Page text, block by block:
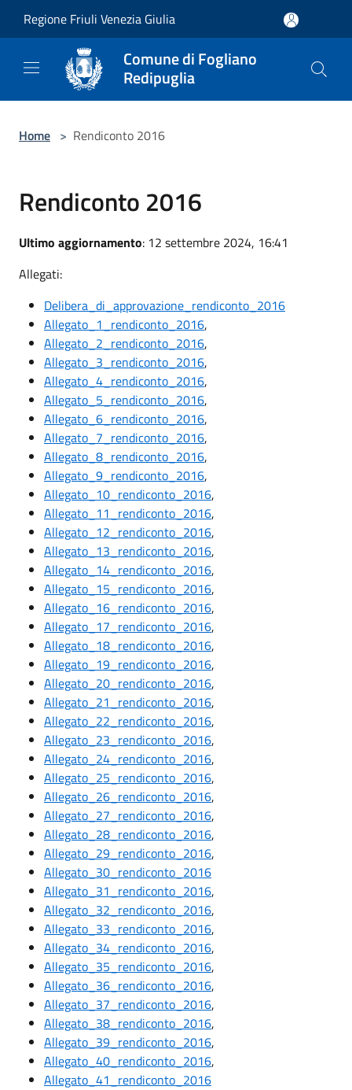
Regione Friuli Venezia Giulia
Comune di Fogliano
Redipuglia
Home > Rendiconto 2016
Rendiconto 2016
Ultimo aggiornamento: 12 settembre 2024, 16:41
Allegati:
Delibera_di_approvazione_rendiconto_2016
Allegato_1_rendiconto_2016,
Allegato_2_rendiconto_2016,
Allegato_3_rendiconto_2016,
Allegato_4_rendiconto_2016,
Allegato_5_rendiconto_2016,
Allegato_6_rendiconto_2016,
Allegato_7_rendiconto_2016,
Allegato_8_rendiconto_2016,
Allegato_9_rendiconto_2016,
Allegato_10_rendiconto_2016,
Allegato_11_rendiconto_2016,
Allegato_12_rendiconto_2016,
Allegato_13_rendiconto_2016,
Allegato_14_rendiconto_2016,
Allegato_15_rendiconto_2016,
Allegato_16_rendiconto_2016,
Allegato_17_rendiconto_2016,
Allegato_18_rendiconto_2016,
Allegato_19_rendiconto_2016,
Allegato_20_rendiconto_2016,
Allegato_21_rendiconto_2016,
Allegato_22_rendiconto_2016,
Allegato_23_rendiconto_2016,
Allegato_24_rendiconto_2016,
Allegato_25_rendiconto_2016,
Allegato_26_rendiconto_2016,
Allegato_27_rendiconto_2016,
Allegato_28_rendiconto_2016,
Allegato_29_rendiconto_2016,
Allegato_30_rendiconto_2016
Allegato_31_rendiconto_2016,
Allegato_32_rendiconto_2016,
Allegato_33_rendiconto_2016,
Allegato_34_rendiconto_2016,
Allegato_35_rendiconto_2016,
Allegato_36_rendiconto_2016,
Allegato_37_rendiconto_2016,
Allegato_38_rendiconto_2016,
Allegato_39_rendiconto_2016,
Allegato_40_rendiconto_2016,
Allegato_41_rendiconto_2016